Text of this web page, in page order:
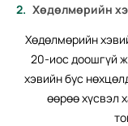
Хөдөлмөрийн
Хөдөлмөрийн
20-иос доошгүй
хэвийн бус
өөрөө хүсвэл